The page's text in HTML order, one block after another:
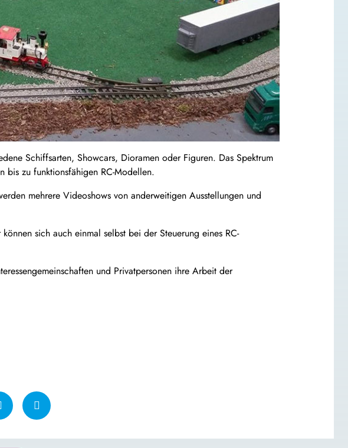
Schiffsarten, Showcars, Dioramen oder Figuren. Das Spektrum
bis zu funktionsfähigen RC-Modellen.
mehrere Videoshows von anderweitigen Ausstellungen und
sich auch einmal selbst bei der Steuerung eines RC-
und Privatpersonen ihre Arbeit der